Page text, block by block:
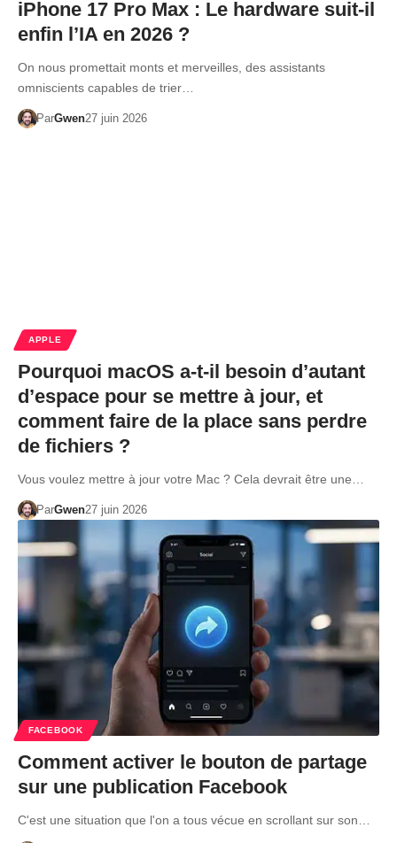
iPhone 17 Pro Max : Le hardware suit-il
enfin l’IA en 2026 ?
On nous promettait monts et merveilles, des assistants
omniscients capables de trier…
ParGwen27 juin 2026
APPLE
Pourquoi macOS a-t-il besoin d’autant
d’espace pour se mettre à jour, et
comment faire de la place sans perdre
de fichiers ?
Vous voulez mettre à jour votre Mac ? Cela devrait être une…
ParGwen27 juin 2026
FACEBOOK
Comment activer le bouton de partage
sur une publication Facebook
C'est une situation que l'on a tous vécue en scrollant sur son…